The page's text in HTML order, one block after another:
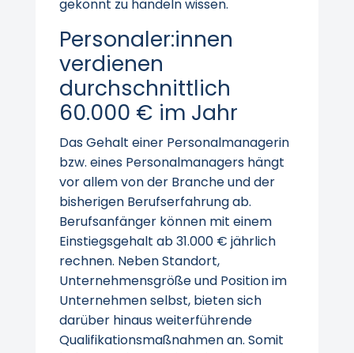
gekonnt zu händeln wissen.
Personaler:innen
verdienen
durchschnittlich
60.000 € im Jahr
Das Gehalt einer Personalmanagerin
bzw. eines Personalmanagers hängt
vor allem von der Branche und der
bisherigen Berufserfahrung ab.
Berufsanfänger können mit einem
Einstiegsgehalt ab 31.000 € jährlich
rechnen. Neben Standort,
Unternehmensgröße und Position im
Unternehmen selbst, bieten sich
darüber hinaus weiterführende
Qualifikationsmaßnahmen an. Somit